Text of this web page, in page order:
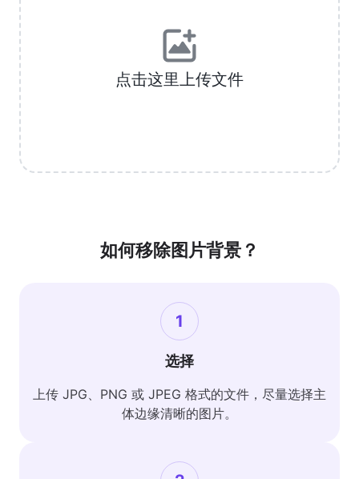
点击这里上传文件
如何移除图片背景？
1
选择
上传 JPG、PNG 或 JPEG 格式的文件，尽量选择主
体边缘清晰的图片。